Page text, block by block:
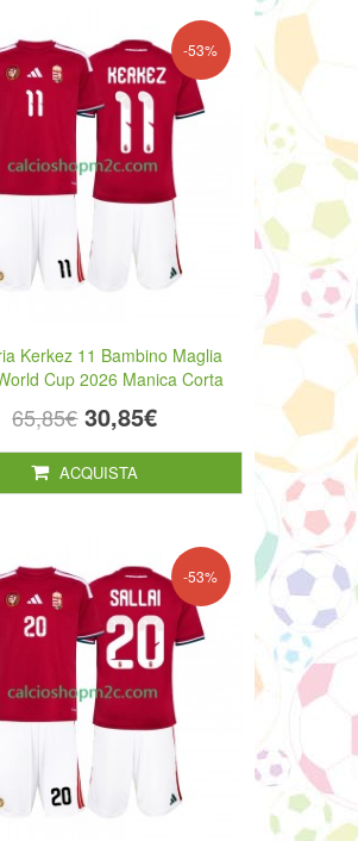
-53%
Kerkez 11 Bambino Maglia
Cup 2026 Manica Corta
65,85€ 30,85€
ACQUISTA
-53%